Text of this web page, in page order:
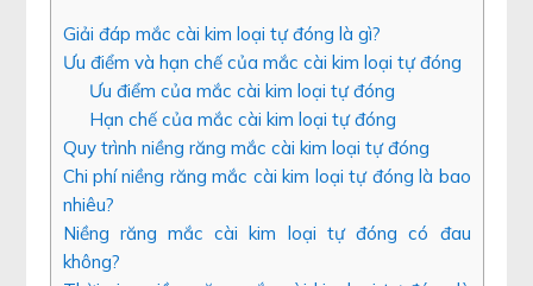
Giải đáp mắc cài kim loại tự đóng là gì?
Ưu điểm và hạn chế của mắc cài kim loại tự đóng
Ưu điểm của mắc cài kim loại tự đóng
Hạn chế của mắc cài kim loại tự đóng
Quy trình niềng răng mắc cài kim loại tự đóng
Chi phí niềng răng mắc cài kim loại tự đóng là bao
nhiêu?
Niềng răng mắc cài kim loại tự đóng có đau
không?